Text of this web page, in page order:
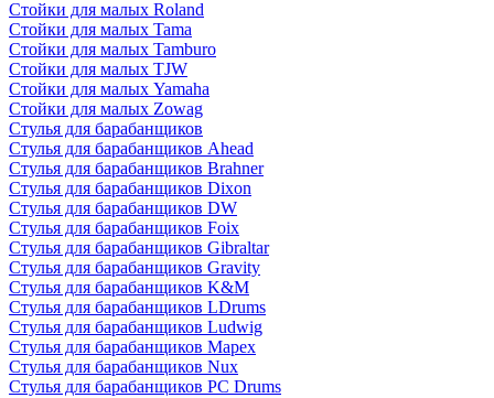
Стойки для малых Roland
Стойки для малых Tama
Стойки для малых Tamburo
Стойки для малых TJW
Стойки для малых Yamaha
Стойки для малых Zowag
Стулья для барабанщиков
Стулья для барабанщиков Ahead
Стулья для барабанщиков Brahner
Стулья для барабанщиков Dixon
Стулья для барабанщиков DW
Стулья для барабанщиков Foix
Стулья для барабанщиков Gibraltar
Стулья для барабанщиков Gravity
Стулья для барабанщиков K&M
Стулья для барабанщиков LDrums
Стулья для барабанщиков Ludwig
Стулья для барабанщиков Mapex
Стулья для барабанщиков Nux
Стулья для барабанщиков PC Drums